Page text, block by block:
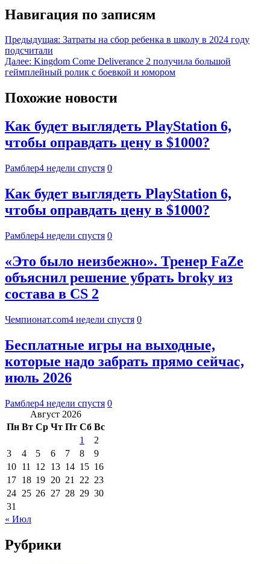
Навигация по записям
Предыдущая: Затраты на сбор ребенка в школу в 2024 году
подсчитали
Далее: Kingdom Come Deliverance 2 получила большой
геймплейный ролик с боевкой и юмором
Похожие новости
Как будет выглядеть PlayStation 6,
чтобы оправдать цену в $1000?
Рамблер4 недели спустя 0
Как будет выглядеть PlayStation 6,
чтобы оправдать цену в $1000?
Рамблер4 недели спустя 0
«Это было неизбежно». Тренер FaZe
объяснил решение убрать broky из
состава в CS 2
Чемпионат.com4 недели спустя 0
Бесплатные игры на выходные,
которые надо забрать прямо сейчас,
июль 2026
Рамблер4 недели спустя 0
Август 2026
Пн Вт Ср Чт Пт Сб Вс
1
2
3
4 5 6 7 8
9
10 11 12 13 14 15 16
17 18 19 20 21 22 23
24 25 26 27 28 29 30
31
« Июл
Рубрики